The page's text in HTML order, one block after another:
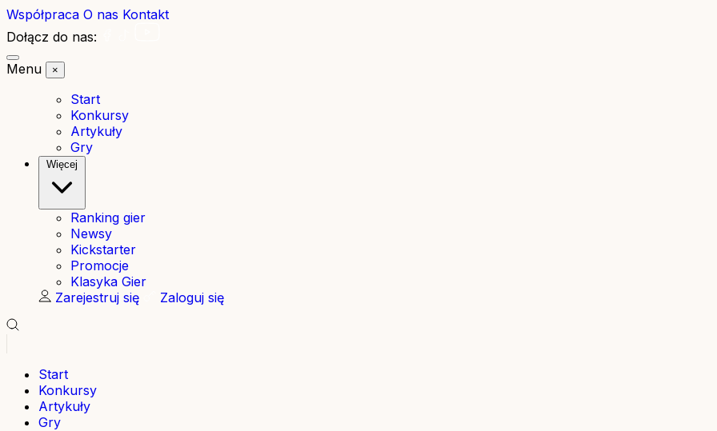
Współpraca O nas Kontakt
Dołącz do nas:
Menu
×
Start
Konkursy
Artykuły
Gry
Więcej
Ranking gier
Newsy
Kickstarter
Promocje
Klasyka Gier
Zarejestruj się
Zaloguj się
Start
Konkursy
Artykuły
Gry